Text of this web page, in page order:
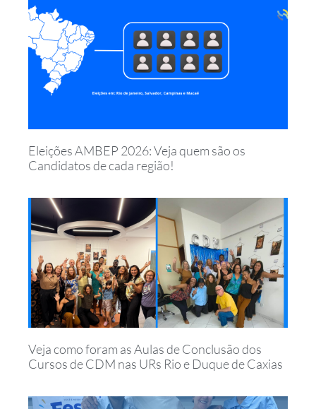
Eleições AMBEP 2026: Veja quem são os
Candidatos de cada região!
Veja como foram as Aulas de Conclusão dos
Cursos de CDM nas URs Rio e Duque de Caxias